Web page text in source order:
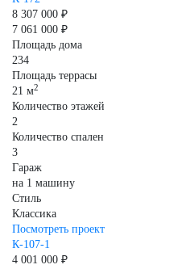
8 307 000 ₽
7 061 000 ₽
Площадь дома
234
Площадь террасы
21 м2
Количество этажей
2
Количество спален
3
Гараж
на 1 машину
Стиль
Классика
Посмотреть проект
К-107-1
4 001 000 ₽